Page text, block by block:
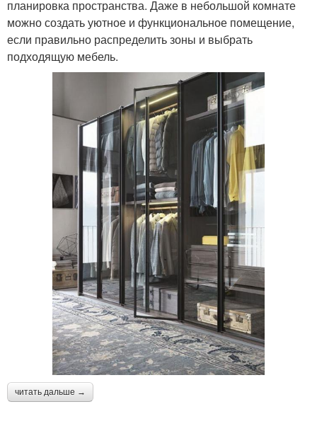
планировка пространства. Даже в небольшой комнате
можно создать уютное и функциональное помещение,
если правильно распределить зоны и выбрать
подходящую мебель.
читать дальше →